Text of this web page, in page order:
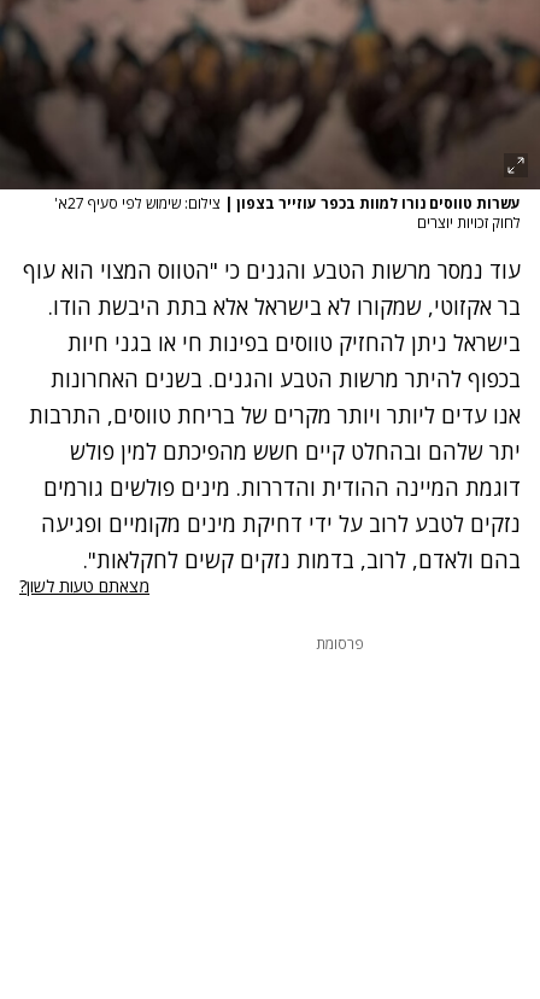
עשרות טווסים נורו למוות בכפר עוזייר בצפון |
צילום: שימוש לפי סעיף 27א'
לחוק זכויות יוצרים
עוד נמסר מרשות הטבע והגנים כי "הטווס המצוי הוא עוף
בר אקזוטי, שמקורו לא בישראל אלא בתת היבשת הודו.
בישראל ניתן להחזיק טווסים בפינות חי או בגני חיות
בכפוף להיתר מרשות הטבע והגנים. בשנים האחרונות
אנו עדים ליותר ויותר מקרים של בריחת טווסים, התרבות
יתר שלהם ובהחלט קיים חשש מהפיכתם למין פולש
דוגמת המיינה ההודית והדררות. מינים פולשים גורמים
נזקים לטבע לרוב על ידי דחיקת מינים מקומיים ופגיעה
בהם ולאדם, לרוב, בדמות נזקים קשים לחקלאות".
מצאתם טעות לשון?
פרסומת